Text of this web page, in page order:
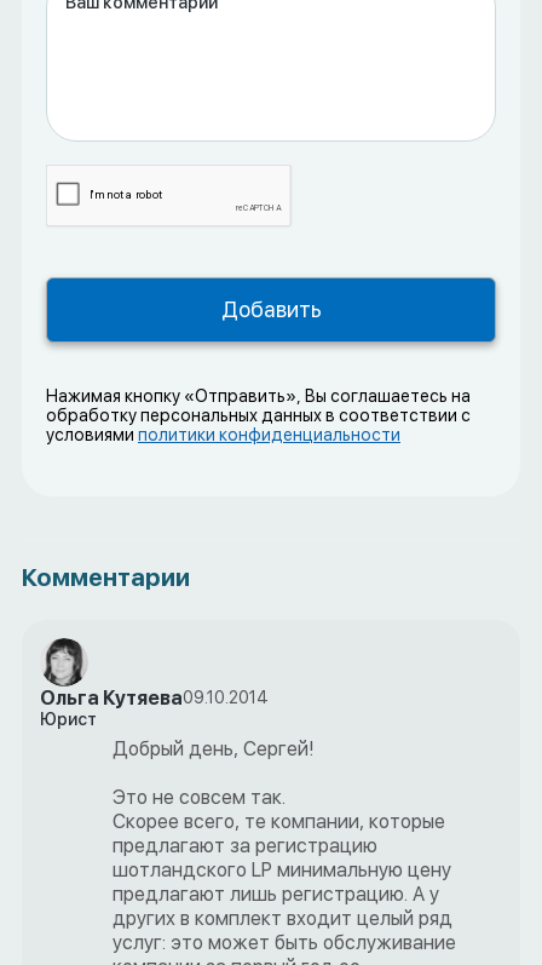
Нажимая кнопку «Отправить», Вы соглашаетесь на
обработку персональных данных в соответствии с
условиями политики конфиденциальности
Комментарии
Ольга Кутяева09.10.2014
Юрист
Добрый день, Сергей!
Это не совсем так.
Скорее всего, те компании, которые
предлагают за регистрацию
шотландского LP минимальную цену
предлагают лишь регистрацию. А у
других в комплект входит целый ряд
услуг: это может быть обслуживание